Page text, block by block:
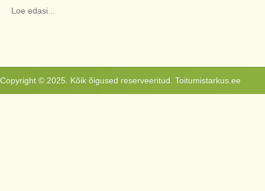
Loe edasi...
Copyright © 2025. Kõik õigused reserveeritud. Toitumistarkus.ee